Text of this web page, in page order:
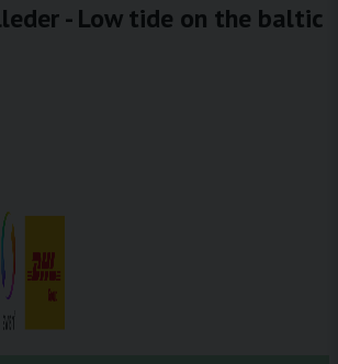
- Low tide on the baltic